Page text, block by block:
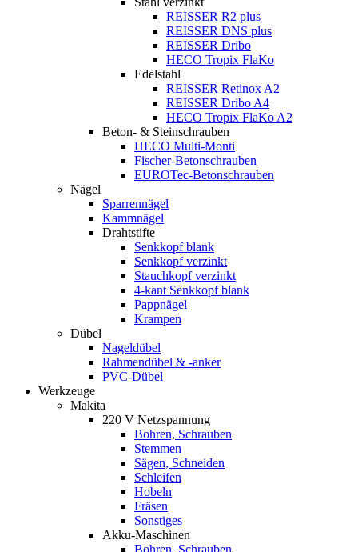
REISSER R2 plus
REISSER DNS plus
REISSER Dribo
HECO Tropix FlaKo
Edelstahl
REISSER Retinox A2
REISSER Dribo A4
HECO Tropix FlaKo A2
Beton- & Steinschrauben
HECO Multi-Monti
Fischer-Betonschrauben
EUROTec-Betonschrauben
Nägel
Sparrennägel
Kammnägel
Drahtstifte
Senkkopf blank
Senkkopf verzinkt
Stauchkopf verzinkt
4-kant Senkkopf blank
Pappnägel
Krampen
Dübel
Nageldübel
Rahmendübel & -anker
PVC-Dübel
Werkzeuge
Makita
220 V Netzspannung
Bohren, Schrauben
Stemmen
Sägen, Schneiden
Schleifen
Hobeln
Fräsen
Sonstiges
Akku-Maschinen
Bohren, Schrauben